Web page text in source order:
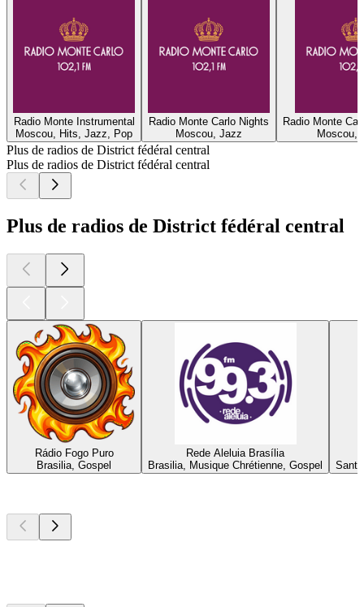
Radio Monte Instrumental
Moscou, Hits, Jazz, Pop
Radio Monte Carlo Nights
Moscou, Jazz
Radio Monte
Moscou,
Plus de radios de District fédéral central
Plus de radios de District fédéral central
Plus de radios de District fédéral central
Rádio Fogo Puro
Brasilia, Gospel
Rede Aleluia Brasília
Brasilia, Musique Chrétienne, Gospel